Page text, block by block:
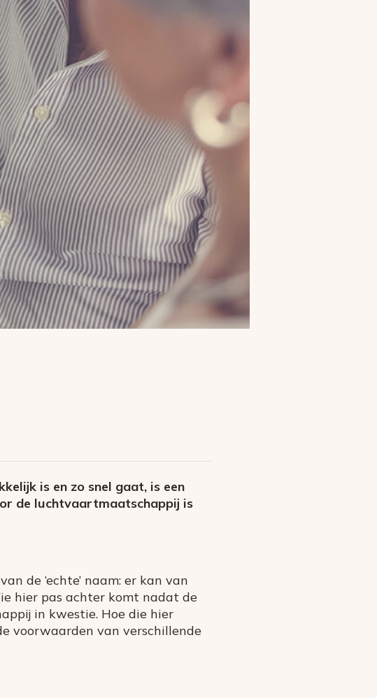
is en zo snel gaat, is een
de luchtvaartmaatschappij is
de ‘echte’ naam: er kan van
hier pas achter komt nadat de
in kwestie. Hoe die hier
voorwaarden van verschillende